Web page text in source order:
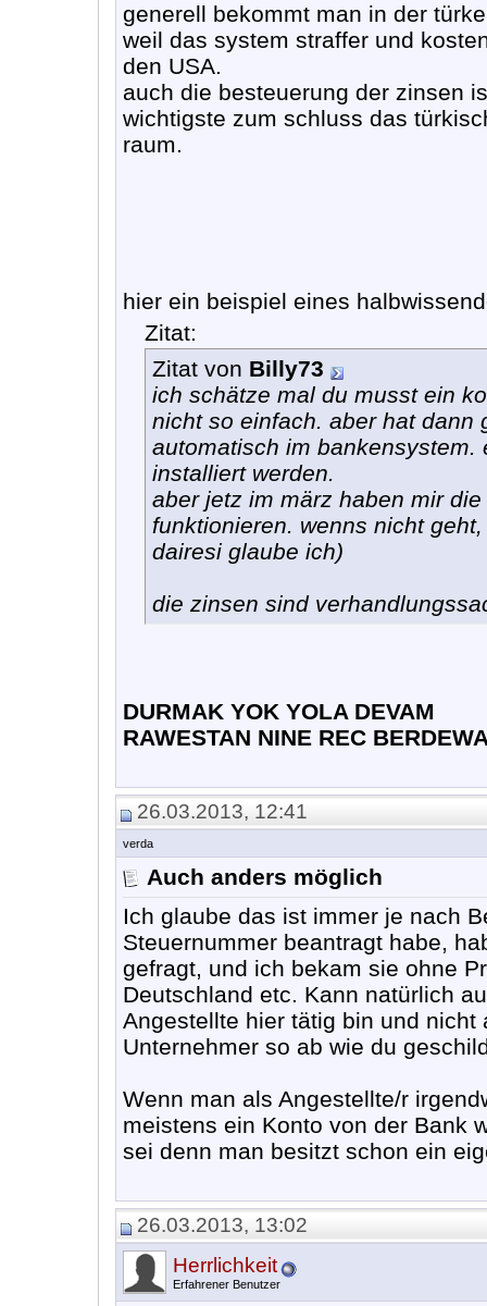
generell bekommt man in der
weil das system straffer und
den USA.
auch die besteuerung der zinsen
wichtigste zum schluss das
raum.
hier ein beispiel eines
Zitat:
Zitat von Billy73
ich schätze mal du musst ein
nicht so einfach. aber hat dann
automatisch im
installiert werden.
aber jetz im märz haben mir
funktionieren. wenns nicht
dairesi glaube ich)
die zinsen sind
DURMAK YOK YOLA DEVAM
RAWESTAN NINE REC
26.03.2013, 12:41
verda
Auch anders möglich
Ich glaube das ist immer je nach
Steuernummer beantragt habe,
gefragt, und ich bekam sie ohne
Deutschland etc. Kann natürlich
Angestellte hier tätig bin und
Unternehmer so ab wie du
Wenn man als Angestellte/r
meistens ein Konto von der Bank
sei denn man besitzt schon ein
26.03.2013, 13:02
Herrlichkeit
Erfahrener Benutzer